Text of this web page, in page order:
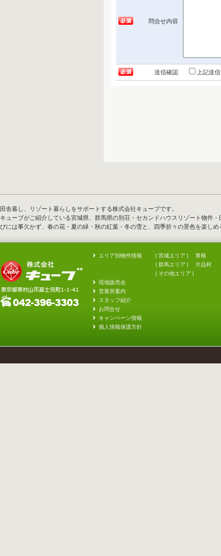
問合せ内容
送信確認 上記送
田舎暮し、リゾート暮らしをサポートする株式会社キューブです。
キューブがご紹介している宮城県、群馬県の別荘・セカンドハウスリゾート物件
びには事欠かず、春の花・夏の緑・秋の紅葉・冬の雪と、四季折々の景色を楽し
エリア別物件情報 | 宮城エリア | 青根
| 群馬エリア |
片品村
| その他エリア |
現地販売会
営業所案内
スタッフ紹介
お問合せ
キャンペーン情報
個人情報保護方針